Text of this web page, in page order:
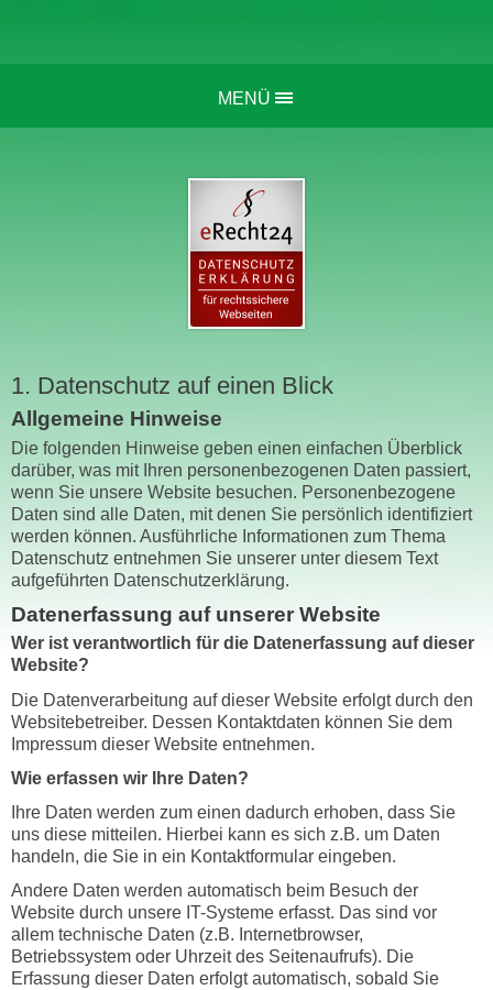
MENÜ
1. Datenschutz auf einen Blick
Allgemeine Hinweise
Die folgenden Hinweise geben einen einfachen Überblick
darüber, was mit Ihren personenbezogenen Daten passiert,
wenn Sie unsere Website besuchen. Personenbezogene
Daten sind alle Daten, mit denen Sie persönlich identifiziert
werden können. Ausführliche Informationen zum Thema
Datenschutz entnehmen Sie unserer unter diesem Text
aufgeführten Datenschutzerklärung.
Datenerfassung auf unserer Website
Wer ist verantwortlich für die Datenerfassung auf dieser
Website?
Die Datenverarbeitung auf dieser Website erfolgt durch den
Websitebetreiber. Dessen Kontaktdaten können Sie dem
Impressum dieser Website entnehmen.
Wie erfassen wir Ihre Daten?
Ihre Daten werden zum einen dadurch erhoben, dass Sie
uns diese mitteilen. Hierbei kann es sich z.B. um Daten
handeln, die Sie in ein Kontaktformular eingeben.
Andere Daten werden automatisch beim Besuch der
Website durch unsere IT-Systeme erfasst. Das sind vor
allem technische Daten (z.B. Internetbrowser,
Betriebssystem oder Uhrzeit des Seitenaufrufs). Die
Erfassung dieser Daten erfolgt automatisch, sobald Sie